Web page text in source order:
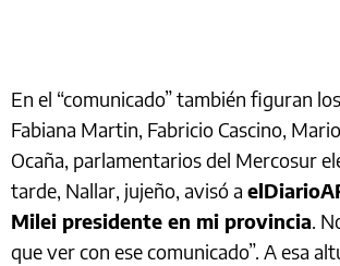
En el “comunicado” también figuran
Fabiana Martin, Fabricio Cascino,
Ocaña, parlamentarios del Mercosur
tarde, Nallar, jujeño, avisó a
Milei presidente en mi provincia.
que ver con ese comunicado”. A esa